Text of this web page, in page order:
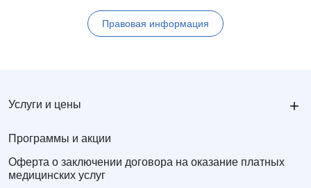
Правовая информация
Услуги и цены +
Программы и акции
Оферта о заключении договора на оказание платных
медицинских услуг